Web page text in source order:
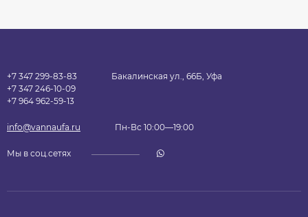
+7 347 299-83-83
+7 347 246-10-09
+7 964 962-59-13
Бакалинская ул., 66Б, Уфа
info@vannaufa.ru Пн-Вс 10:00—19:00
Мы в соц.сетях